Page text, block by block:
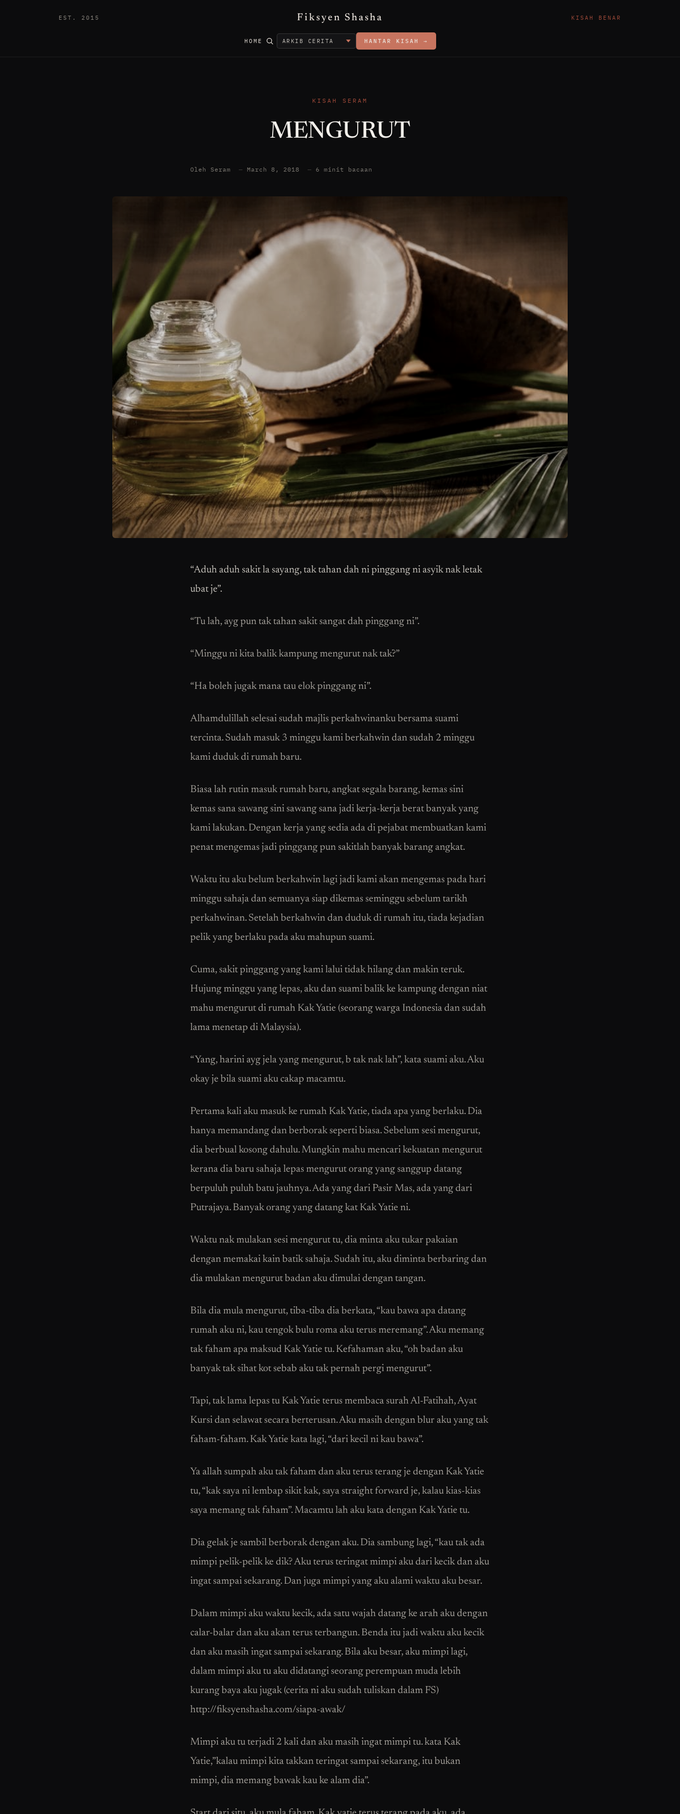
EST. 2015 Fiksyen Shasha KISAH BENAR
HOME HANTAR KISAH →
KISAH SERAM
MENGURUT
Oleh Seram — March 8, 2018 — 6 minit bacaan
“Aduh aduh sakit la sayang, tak tahan dah ni pinggang ni asyik nak letak
ubat je”.
“Tu lah, ayg pun tak tahan sakit sangat dah pinggang ni”.
“Minggu ni kita balik kampung mengurut nak tak?”
“Ha boleh jugak mana tau elok pinggang ni”.
Alhamdulillah selesai sudah majlis perkahwinanku bersama suami
tercinta. Sudah masuk 3 minggu kami berkahwin dan sudah 2 minggu
kami duduk di rumah baru.
Biasa lah rutin masuk rumah baru, angkat segala barang, kemas sini
kemas sana sawang sini sawang sana jadi kerja-kerja berat banyak yang
kami lakukan. Dengan kerja yang sedia ada di pejabat membuatkan kami
penat mengemas jadi pinggang pun sakitlah banyak barang angkat.
Waktu itu aku belum berkahwin lagi jadi kami akan mengemas pada hari
minggu sahaja dan semuanya siap dikemas seminggu sebelum tarikh
perkahwinan. Setelah berkahwin dan duduk di rumah itu, tiada kejadian
pelik yang berlaku pada aku mahupun suami.
Cuma, sakit pinggang yang kami lalui tidak hilang dan makin teruk.
Hujung minggu yang lepas, aku dan suami balik ke kampung dengan niat
mahu mengurut di rumah Kak Yatie (seorang warga Indonesia dan sudah
lama menetap di Malaysia).
“Yang, harini ayg jela yang mengurut, b tak nak lah”, kata suami aku. Aku
okay je bila suami aku cakap macamtu.
Pertama kali aku masuk ke rumah Kak Yatie, tiada apa yang berlaku. Dia
hanya memandang dan berborak seperti biasa. Sebelum sesi mengurut,
dia berbual kosong dahulu. Mungkin mahu mencari kekuatan mengurut
kerana dia baru sahaja lepas mengurut orang yang sanggup datang
berpuluh puluh batu jauhnya. Ada yang dari Pasir Mas, ada yang dari
Putrajaya. Banyak orang yang datang kat Kak Yatie ni.
Waktu nak mulakan sesi mengurut tu, dia minta aku tukar pakaian
dengan memakai kain batik sahaja. Sudah itu, aku diminta berbaring dan
dia mulakan mengurut badan aku dimulai dengan tangan.
Bila dia mula mengurut, tiba-tiba dia berkata, “kau bawa apa datang
rumah aku ni, kau tengok bulu roma aku terus meremang”. Aku memang
tak faham apa maksud Kak Yatie tu. Kefahaman aku, “oh badan aku
banyak tak sihat kot sebab aku tak pernah pergi mengurut”.
Tapi, tak lama lepas tu Kak Yatie terus membaca surah Al-Fatihah, Ayat
Kursi dan selawat secara berterusan. Aku masih dengan blur aku yang tak
faham-faham. Kak Yatie kata lagi, “dari kecil ni kau bawa”.
Ya allah sumpah aku tak faham dan aku terus terang je dengan Kak Yatie
tu, “kak saya ni lembap sikit kak, saya straight forward je, kalau kias-kias
saya memang tak faham”. Macamtu lah aku kata dengan Kak Yatie tu.
Dia gelak je sambil berborak dengan aku. Dia sambung lagi, “kau tak ada
mimpi pelik-pelik ke dik? Aku terus teringat mimpi aku dari kecik dan aku
ingat sampai sekarang. Dan juga mimpi yang aku alami waktu aku besar.
Dalam mimpi aku waktu kecik, ada satu wajah datang ke arah aku dengan
calar-balar dan aku akan terus terbangun. Benda itu jadi waktu aku kecik
dan aku masih ingat sampai sekarang. Bila aku besar, aku mimpi lagi,
dalam mimpi aku tu aku didatangi seorang perempuan muda lebih
kurang baya aku jugak (cerita ni aku sudah tuliskan dalam FS)
http://fiksyenshasha.com/siapa-awak/
Mimpi aku tu terjadi 2 kali dan aku masih ingat mimpi tu. kata Kak
Yatie,”kalau mimpi kita takkan teringat sampai sekarang, itu bukan
mimpi, dia memang bawak kau ke alam dia”.